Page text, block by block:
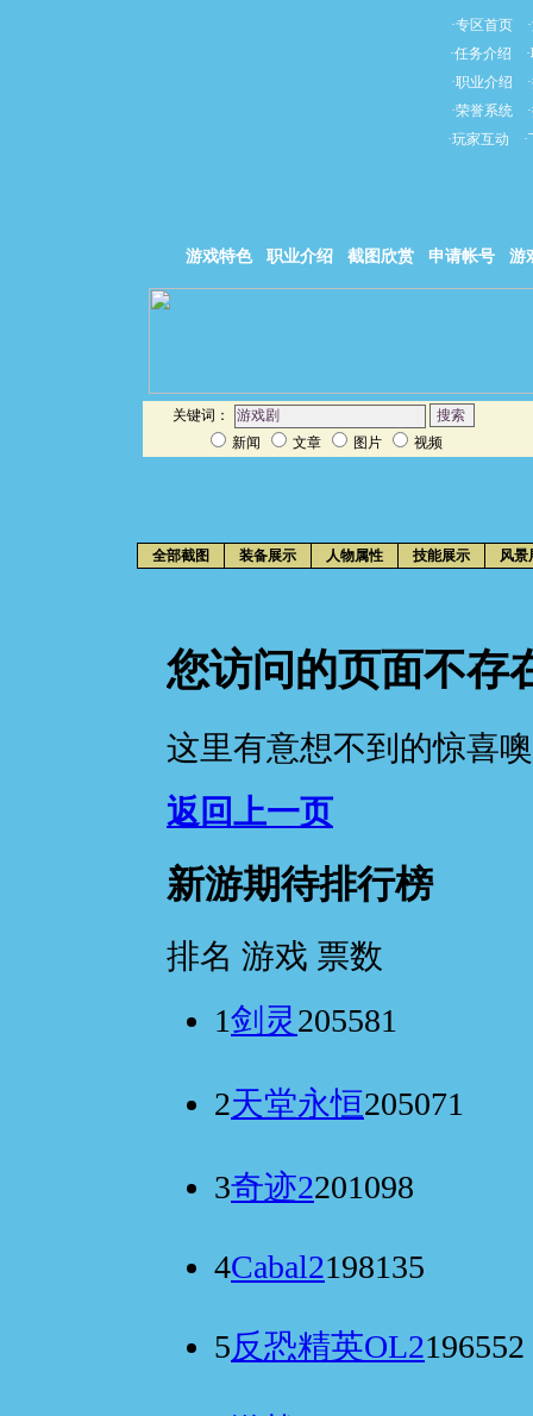
·专区首页 ·
·任务介绍 ·
·职业介绍 ·
·荣誉系统 ·
·玩家互动 ·
游戏特色 职业介绍 截图欣赏 申请帐号 游
关键词：
新闻
文章 图片 视频
全部截图 装备展示 人物属性 技能展示 风景